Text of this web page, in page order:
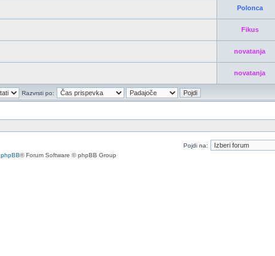
Polonca
Fikus
novatanja
novatanja
Razvrsti po:
Pojdi na:
phpBB® Forum Software © phpBB Group